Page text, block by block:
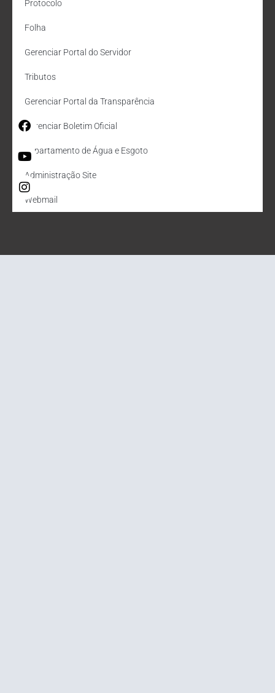
Protocolo
Folha
Gerenciar Portal do Servidor
Tributos
Gerenciar Portal da Transparência
Gerenciar Boletim Oficial
Departamento de Água e Esgoto
Administração Site
Webmail